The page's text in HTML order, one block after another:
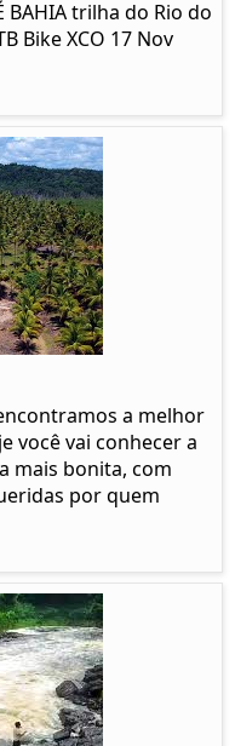
BAHIA trilha do Rio do
Bike XCO 17 Nov
a melhor
você vai conhecer a
mais bonita, com
por quem